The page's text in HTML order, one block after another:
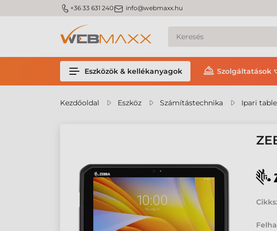
m_phone +36 33 631 240m_email info@webmaxx.hu
Eszközök & kellékanyagok Szolgáltatások
Kezdőoldal Eszköz Számítástechnika Ipari